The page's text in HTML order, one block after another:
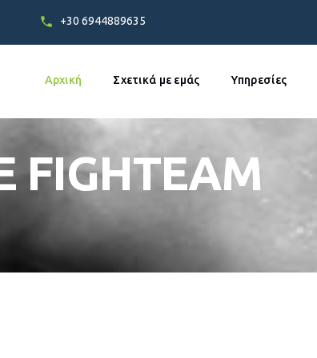
+30 6944889635
Αρχική Σχετικά με εμάς Υπηρεσίες
FIGHTEAM